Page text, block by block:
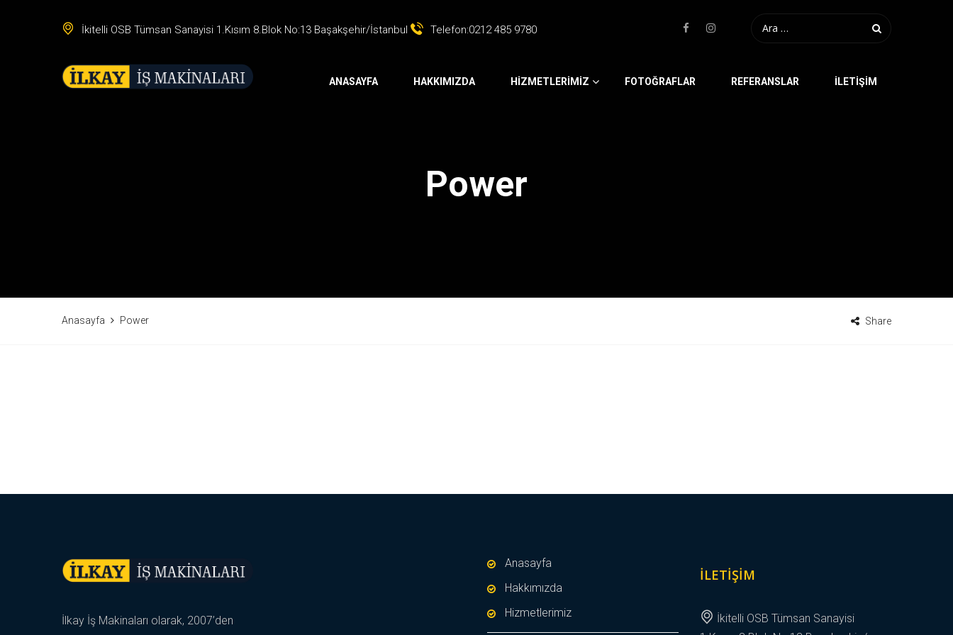
İkitelli OSB Tümsan Sanayisi 1.Kısım 8.Blok No:13 Başakşehir/İstanbul Telefon:0212 485 9780
ANASAYFA HAKKIMIZDA HIZMETLERIMIZ FOTOĞRAFLAR REFERANSLAR İLETIŞIM
Power
Anasayfa Power Share
İlkay İş Makinaları olarak, 2007’den
Anasayfa
Hakkımızda
Hizmetlerimiz
İLETIŞIM
İkitelli OSB Tümsan Sanayisi